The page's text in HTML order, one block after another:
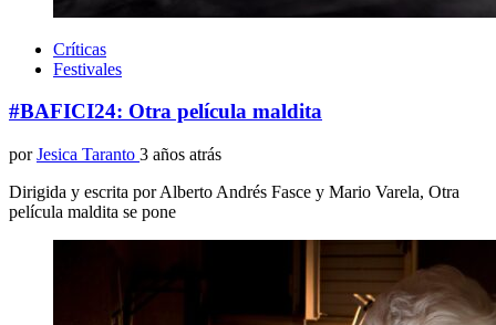
Críticas
Festivales
#BAFICI24: Otra película maldita
por Jesica Taranto 3 años atrás
Dirigida y escrita por Alberto Andrés Fasce y Mario Varela, Otra
película maldita se pone